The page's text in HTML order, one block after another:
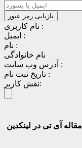
نام کاربری :
ایمیل :
نام :
نام خانوادگی
آدرس وب سایت :
تاریخ ثبت نام :
نقش کاربر:
مقاله آی تی در لینکدین